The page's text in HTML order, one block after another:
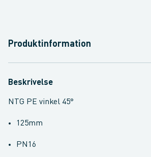
Produktinformation
Beskrivelse
NTG PE vinkel 45°
125mm
PN16